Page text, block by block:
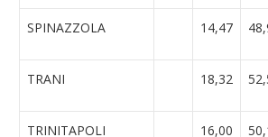
SPINAZZOLA 14,47
TRANI 18,32
TRINITAPOLI 16,00